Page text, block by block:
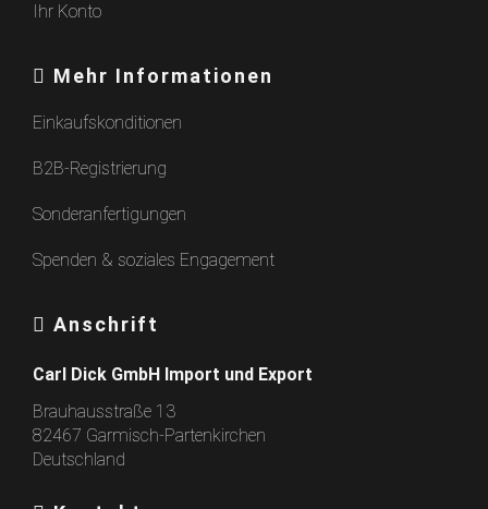
Ihr Konto
Mehr Informationen
Einkaufskonditionen
B2B-Registrierung
Sonderanfertigungen
Spenden & soziales Engagement
Anschrift
Carl Dick GmbH Import und Export
Brauhausstraße 13
82467 Garmisch-Partenkirchen
Deutschland